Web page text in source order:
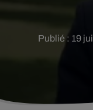
Publié : 19